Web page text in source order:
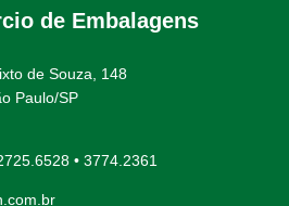
de Embalagens
de Souza, 148
Paulo/SP
• 3774.2361